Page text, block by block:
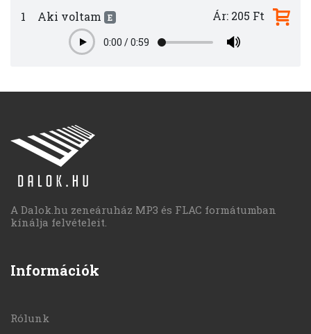
1 Aki voltam E
Play0:00 /0:59
Ár: 205 Ft
A Dalok.hu zeneáruház MP3 és FLAC formátumban
kínálja felvételeit.
Információk
Rólunk